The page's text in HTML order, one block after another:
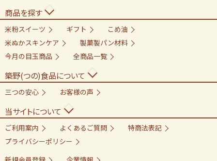
商品を探す
米粉スイーツ ギフト
こめ油
米ぬかスキンケア
製菓製パン材料
今月の目玉商品
全商品一覧
築野(つの)食品について
三つの安心 お客様の声
当サイトについて
ご利用案内 よくあるご質問
特商法表記
プライバシーポリシー